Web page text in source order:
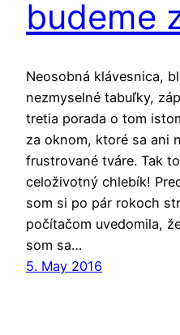
budeme
Neosobná klávesnica,
nezmyselné tabuľky,
tretia porada o tom
za oknom, ktoré sa ani
frustrované tváre. Tak
celoživotný chlebík!
som si po pár rokoch
počítačom uvedomila,
som sa…
5. May 2016